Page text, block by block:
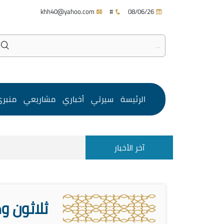
#
الرئيسة سيرتي أخباري مشاريعي
آخر الأخبار